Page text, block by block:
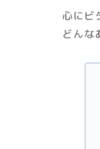
心にビ
どんな